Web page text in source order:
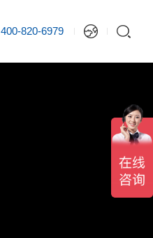
400-820-6979